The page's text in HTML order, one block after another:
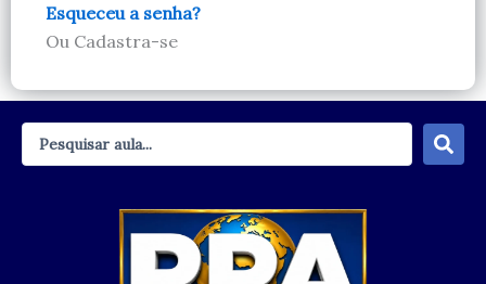
Esqueceu a senha?
Ou Cadastra-se
Pesquisar